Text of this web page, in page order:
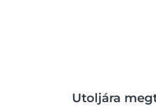
Utoljára